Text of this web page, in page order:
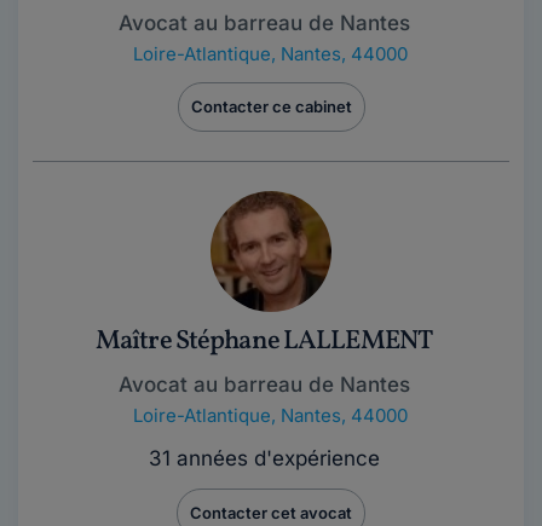
Avocat au barreau de Nantes
Loire-Atlantique, Nantes, 44000
Contacter ce cabinet
Maître Stéphane LALLEMENT
Avocat au barreau de Nantes
Loire-Atlantique, Nantes, 44000
31 années d'expérience
Contacter cet avocat